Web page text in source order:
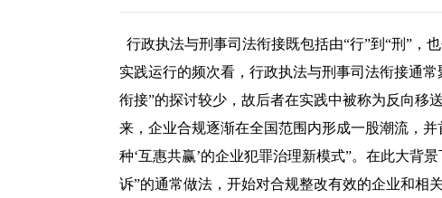
行政执法与刑事司法衔接既包括由“行”到“刑”，
实践运行的频次看，行政执法与刑事司法衔接通
衔接”的探讨较少，故后者在实践中被称为反向移
来，企业合规逐渐在全国范围内形成一股潮流，
种‘互惠共赢’的企业犯罪治理新模式”。在此大背
诉”的通常做法，开始对合规整改有效的企业和相